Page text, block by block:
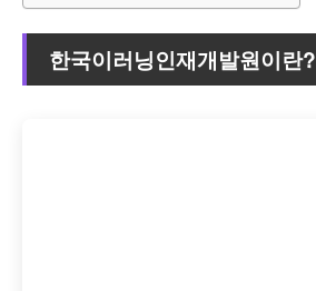
한국이러닝인재개발원이란?